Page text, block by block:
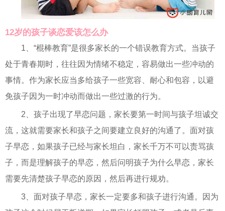
12岁的孩子谈恋爱该怎么办
1、“棍棒教育”是很多家长的一个错误教育方式。当孩子
处于青春期时，往往因为情绪不稳定，容易做出一些冲动的
事情。作为家长应当多给孩子一些宽容、耐心和包容，以避
免孩子因为一时冲动而做出一些过激的行为。
2、孩子出现了早恋问题，家长要第一时间与孩子坦诚交
流，这就需要家长和孩子之间要建立良好的沟通了。面对孩
子早恋，如果孩子已经与家长坦白，家长千万不可以责骂孩
子，而是理解孩子的早恋，然后问明孩子为什么早恋，家长
需要先清楚孩子早恋的原因，然后再进行规劝。
3、面对孩子早恋，家长一定要多和孩子进行沟通。因为